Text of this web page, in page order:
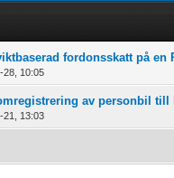
fordonsskatt på
28, 10:05
0 Vote(s) - 0 out 1
av personbil till
21, 13:03
0 Vote(s) - 0 out 1